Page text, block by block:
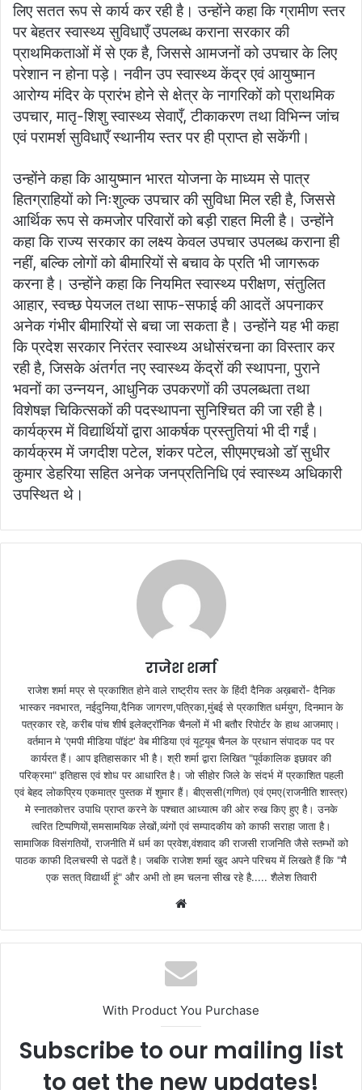
लिए सतत रूप से कार्य कर रही है। उन्होंने कहा कि ग्रामीण स्तर
पर बेहतर स्वास्थ्य सुविधाएँ उपलब्ध कराना सरकार की
प्राथमिकताओं में से एक है, जिससे आमजनों को उपचार के लिए
परेशान न होना पड़े। नवीन उप स्वास्थ्य केंद्र एवं आयुष्मान
आरोग्य मंदिर के प्रारंभ होने से क्षेत्र के नागरिकों को प्राथमिक
उपचार, मातृ-शिशु स्वास्थ्य सेवाएँ, टीकाकरण तथा विभिन्न जांच
एवं परामर्श सुविधाएँ स्थानीय स्तर पर ही प्राप्त हो सकेंगी।
उन्होंने कहा कि आयुष्मान भारत योजना के माध्यम से पात्र
हितग्राहियों को निःशुल्क उपचार की सुविधा मिल रही है, जिससे
आर्थिक रूप से कमजोर परिवारों को बड़ी राहत मिली है। उन्होंने
कहा कि राज्य सरकार का लक्ष्य केवल उपचार उपलब्ध कराना ही
नहीं, बल्कि लोगों को बीमारियों से बचाव के प्रति भी जागरूक
करना है। उन्होंने कहा कि नियमित स्वास्थ्य परीक्षण, संतुलित
आहार, स्वच्छ पेयजल तथा साफ-सफाई की आदतें अपनाकर
अनेक गंभीर बीमारियों से बचा जा सकता है। उन्होंने यह भी कहा
कि प्रदेश सरकार निरंतर स्वास्थ्य अधोसंरचना का विस्तार कर
रही है, जिसके अंतर्गत नए स्वास्थ्य केंद्रों की स्थापना, पुराने
भवनों का उन्नयन, आधुनिक उपकरणों की उपलब्धता तथा
विशेषज्ञ चिकित्सकों की पदस्थापना सुनिश्चित की जा रही है।
कार्यक्रम में विद्यार्थियों द्वारा आकर्षक प्रस्तुतियां भी दी गईं।
कार्यक्रम में जगदीश पटेल, शंकर पटेल, सीएमएचओ डॉ सुधीर
कुमार डेहरिया सहित अनेक जनप्रतिनिधि एवं स्वास्थ्य अधिकारी
उपस्थित थे।
राजेश शर्मा
राजेश शर्मा मप्र से प्रकाशित होने वाले राष्ट्रीय स्तर के हिंदी दैनिक अख़बारों- दैनिक
भास्कर नवभारत, नईदुनिया,दैनिक जागरण,पत्रिका,मुंबई से प्रकाशित धर्मयुग, दिनमान के
पत्रकार रहे, करीब पांच शीर्ष इलेक्ट्रॉनिक चैनलों में भी बतौर रिपोर्टर के हाथ आजमाए।
वर्तमान मे 'एमपी मीडिया पॉइंट' वेब मीडिया एवं यूट्यूब चैनल के प्रधान संपादक पद पर
कार्यरत हैं। आप इतिहासकार भी है। श्री शर्मा द्वारा लिखित "पूर्वकालिक इछावर की
परिक्रमा" इतिहास एवं शोध पर आधारित है। जो सीहोर जिले के संदर्भ में प्रकाशित पहली
एवं बेहद लोकप्रिय एकमात्र पुस्तक में शुमार हैं। बीएससी(गणित) एवं एमए(राजनीति शास्त्र)
मे स्नातकोत्तर उपाधि प्राप्त करने के पश्चात आध्यात्म की ओर रुख किए हुए है। उनके
त्वरित टिप्पणियों,समसामयिक लेखों,व्यंगों एवं सम्पादकीय को काफी सराहा जाता है।
सामाजिक विसंगतियों, राजनीति में धर्म का प्रवेश,वंशवाद की राजसी राजनिति जैसे स्तम्भों को
पाठक काफी दिलचस्पी से पढतें है। जबकि राजेश शर्मा खुद अपने परिचय में लिखते हैं कि "मै
एक सतत् विद्यार्थी हूं" और अभी तो हम चलना सीख रहे है..... शैलेश तिवारी
b
s
i
e
With Product You Purchase
Subscribe to our mailing list
to get the new updates!